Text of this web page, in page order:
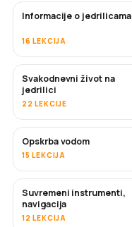
Informacije o jedrilicama
16 LEKCIJA
Svakodnevni život na
jedrilici
22 LEKCIJE
Opskrba vodom
15 LEKCIJA
Suvremeni instrumenti,
navigacija
12 LEKCIJA